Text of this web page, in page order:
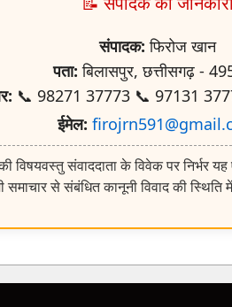
संपादक: फिरोज खान
पता: बिलासपुर, छत्तीसगढ़ -
📞 98271 37773 📞 97131
ईमेल:
संवाददाता के विवेक पर निर्भर
समाचार से संबंधित कानूनी विवाद की